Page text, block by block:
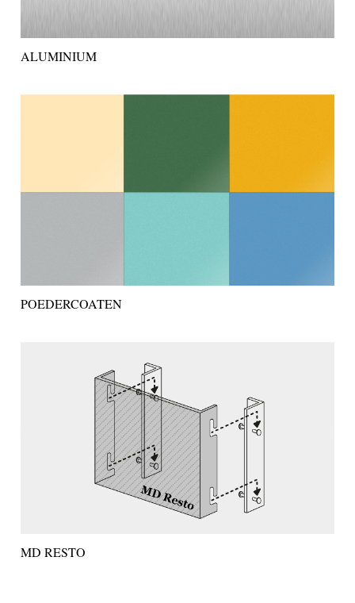
ALUMINIUM
POEDERCOATEN
MD RESTO